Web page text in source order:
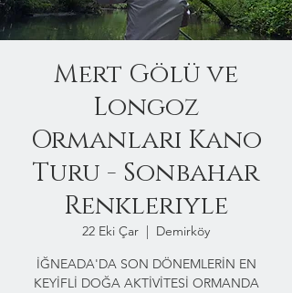
Mert Gölü ve
Longoz
Ormanları Kano
Turu - Sonbahar
Renkleriyle
22 Eki Çar
  |
Demirköy
İĞNEADA'DA SON DÖNEMLERİN EN
KEYİFLİ DOĞA AKTİVİTESİ ORMANDA